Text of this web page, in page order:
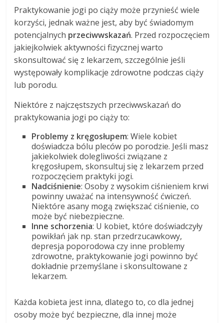
Praktykowanie jogi po ciąży może przynieść wiele
korzyści, jednak ważne jest, aby być świadomym
potencjalnych przeciwwskazań. Przed rozpoczęciem
jakiejkolwiek aktywności fizycznej warto
skonsultować się z lekarzem, szczególnie jeśli
występowały komplikacje zdrowotne podczas ciąży
lub porodu.
Niektóre z najczęstszych przeciwwskazań do
praktykowania jogi po ciąży to:
Problemy z kręgosłupem: Wiele kobiet
doświadcza bólu pleców po porodzie. Jeśli masz
jakiekolwiek dolegliwości związane z
kręgosłupem, skonsultuj się z lekarzem przed
rozpoczęciem praktyki jogi.
Nadciśnienie: Osoby z wysokim ciśnieniem krwi
powinny uważać na intensywność ćwiczeń.
Niektóre asany mogą zwiększać ciśnienie, co
może być niebezpieczne.
Inne schorzenia: U kobiet, które doświadczyły
powikłań jak np. stan przedrzucawkowy,
depresja poporodowa czy inne problemy
zdrowotne, praktykowanie jogi powinno być
dokładnie przemyślane i skonsultowane z
lekarzem.
Każda kobieta jest inna, dlatego to, co dla jednej
osoby może być bezpieczne, dla innej może